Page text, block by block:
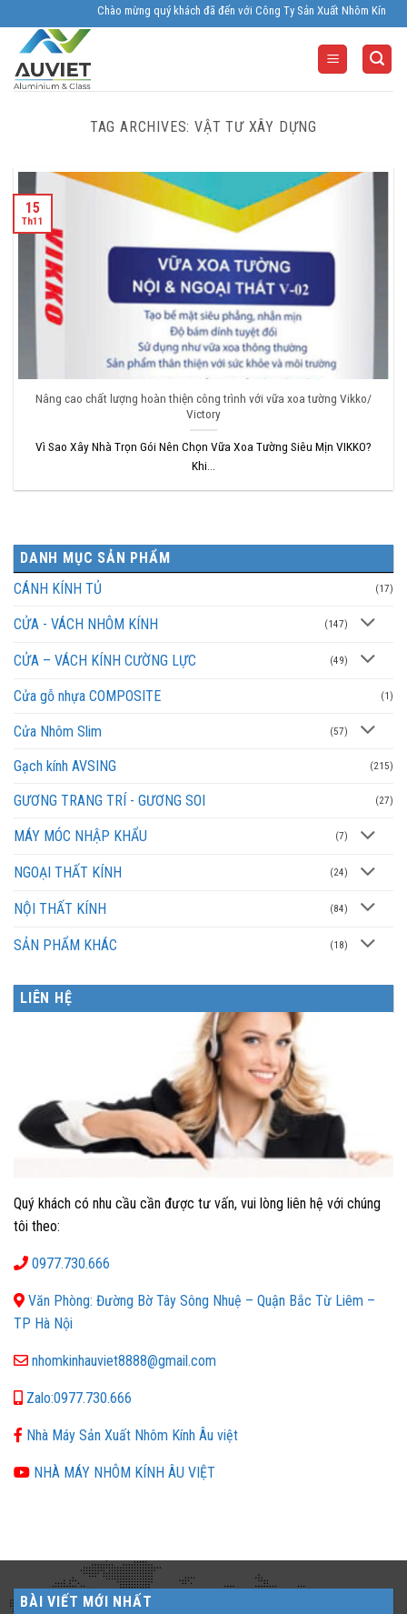
to
content
Chào mừng quý khách đã đến với Công Ty Sản Xuất Nhôm Kính Âu
TAG ARCHIVES:VẬT TƯ XÂY DỰNG
Nâng cao chất lượng hoàn thiện công trình với vữa xoa tường Vikko/
Victory
Vì Sao Xây Nhà Trọn Gói Nên Chọn Vữa Xoa Tường Siêu Mịn VIKKO?
Khi...
15
Th11
DANH MỤC SẢN PHẨM
CÁNH KÍNH TỦ
(17)
CỬA - VÁCH NHÔM KÍNH (147)
CỬA – VÁCH KÍNH CƯỜNG LỰC (49)
Cửa gỗ nhựa COMPOSITE (1)
Cửa Nhôm Slim (57)
Gạch kính AVSING (215)
GƯƠNG TRANG TRÍ - GƯƠNG SOI (27)
MÁY MÓC NHẬP KHẨU (7)
NGOẠI THẤT KÍNH (24)
NỘI THẤT KÍNH (84)
SẢN PHẨM KHÁC (18)
LIÊN HỆ
Quý khách có nhu cầu cần được tư vấn, vui lòng liên hệ với chúng
tôi theo:
0977.730.666
Văn Phòng: Đường Bờ Tây Sông Nhuệ – Quận Bắc Từ Liêm –
TP Hà Nội
nhomkinhauviet8888@gmail.com
Zalo:0977.730.666
Nhà Máy Sản Xuất Nhôm Kính Âu việt
NHÀ MÁY NHÔM KÍNH ÂU VIỆT
BÀI VIẾT MỚI NHẤT